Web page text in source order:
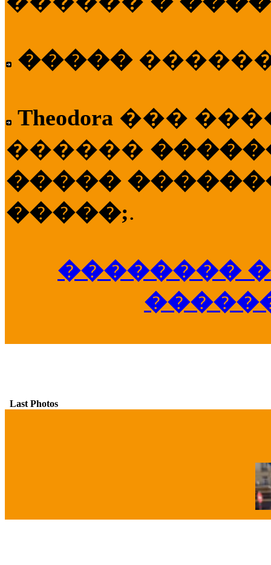
�����
Theodora ���
������
�����
�����;.
��������
Last Photos